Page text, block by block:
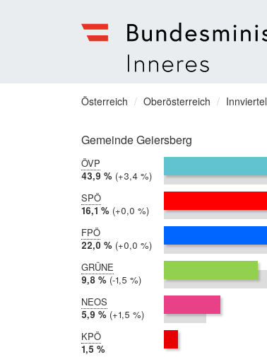
für
Inneres
Sie
sich
hier:
Österreich Oberösterreich Innviertel
Gemeinde Geiersberg
ÖVP
2019:
43,9 %
2014:
40,5 %
Differenz:
+3,4 %
SPÖ
2019:
16,1 %
2014:
16,1 %
Differenz:
+0,0 %
FPÖ
2019:
22,0 %
2014:
22,0 %
Differenz:
+0,0 %
GRÜNE
2019:
9,8 %
2014:
11,2 %
Differenz:
-1,5 %
NEOS
2019:
5,9 %
2014:
4,4 %
Differenz:
+1,5 %
KPÖ
2019:
1,5 %